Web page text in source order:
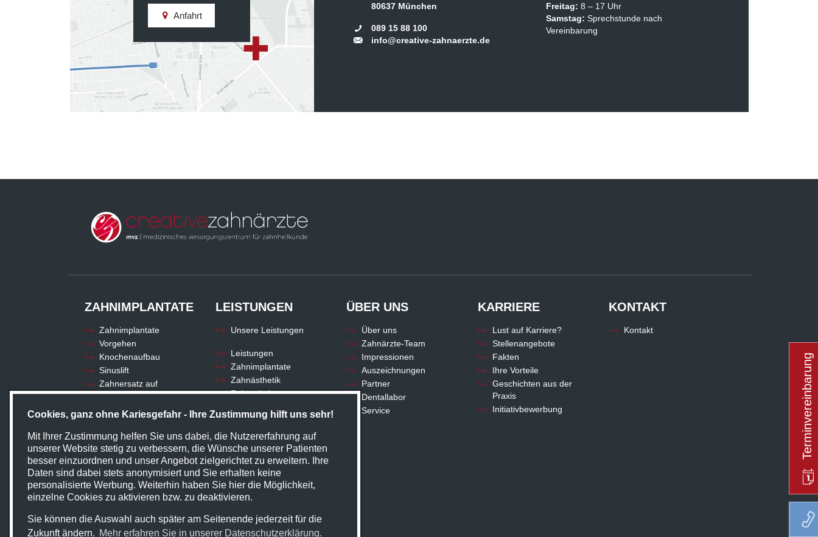
Anfahrt
80637 München
089 15 88 100
info@creative-zahnaerzte.de
Freitag: 8 – 17 Uhr
Samstag: Sprechstunde nach
Vereinbarung
ZAHNIMPLANTATE
Zahnimplantate
Vorgehen
Knochenaufbau
Sinuslift
Zahnersatz auf
Implantaten
Feste Zähne an einem Tag
®
– Festsitzender
Zahnersatz auf
Implantaten
Keramikimplantate
Implantate ohne
Knochenaufbau
Zahnersatzmöglichkeiten
LEISTUNGEN
Unsere Leistungen
Leistungen
Zahnimplantate
Zahnästhetik
Zahnerhalt
Digitale Diagnostik
Kieferorthopädie
Zahnarztangst
Vollnarkose
ÜBER UNS
Über uns
Zahnärzte-Team
Impressionen
Auszeichnungen
Partner
Dentallabor
Service
KARRIERE
Lust auf Karriere?
Stellenangebote
Fakten
Ihre Vorteile
Geschichten aus der
Praxis
Initiativbewerbung
KONTAKT
Kontakt
Terminvereinbarung
Cookies, ganz ohne Kariesgefahr - Ihre Zustimmung hilft uns sehr!
Mit Ihrer Zustimmung helfen Sie uns dabei, die Nutzererfahrung auf
unserer Website stetig zu verbessern, die Wünsche unserer Patienten
besser einzuordnen und unser Angebot zielgerichtet zu erweitern. Ihre
Daten sind dabei stets anonymisiert und Sie erhalten keine
personalisierte Werbung. Weiterhin haben Sie hier die Möglichkeit,
einzelne Cookies zu aktivieren bzw. zu deaktivieren.
Sie können die Auswahl auch später am Seitenende jederzeit für die
Zukunft ändern. Mehr erfahren Sie in unserer Datenschutzerklärung.